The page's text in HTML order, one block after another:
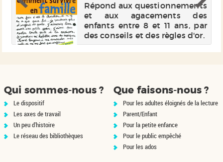
Répond aux questionnements
et aux agacements des
enfants entre 8 et 11 ans, par
des conseils et des règles d'or.
Qui sommes-nous ?
Le dispositif
Les axes de travail
Un peu d'histoire
Le réseau des bibliothèques
Que faisons-nous ?
Pour les adultes éloignés de la lecture
Parent/Enfant
Pour la petite enfance
Pour le public empêché
Pour les ados